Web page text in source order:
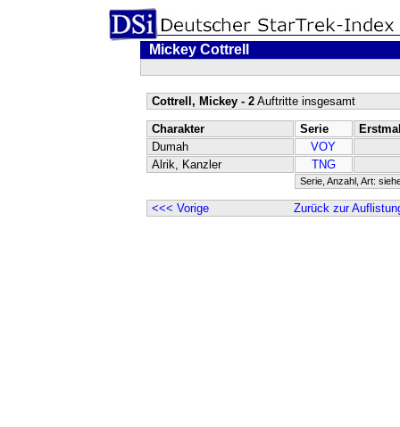
Mickey Cottrell
Cottrell, Mickey - 2Auftritte insgesamt
Charakter Serie
Dumah
VOY
Alrik, Kanzler
TNG
Serie, Anzahl, Art:
<<< Vorige Zurück zur